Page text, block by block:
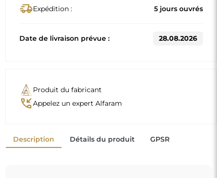
delivery_truck_speedExpédition : 5 jours ouvrés
Date de livraison prévue : 28.08.2026
Produit du fabricant
phone_callbackAppelez un expert Alfaram
Description Détails du produit GPSR